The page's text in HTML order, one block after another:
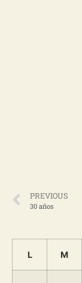
PREVIOUS
30 años
L M